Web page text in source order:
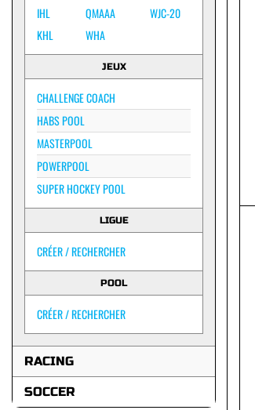
IHL
KHL
QMAAA
WHA
WJC-20
JEUX
CHALLENGE COACH
HABS POOL
MASTERPOOL
POWERPOOL
SUPER HOCKEY POOL
LIGUE
CRÉER / RECHERCHER
POOL
CRÉER / RECHERCHER
RACING
SOCCER